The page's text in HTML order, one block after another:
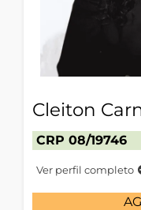
Cleiton
CRP 08/19746
Ver perfil completo